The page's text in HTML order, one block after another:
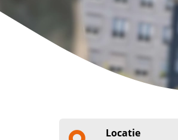
Locatie